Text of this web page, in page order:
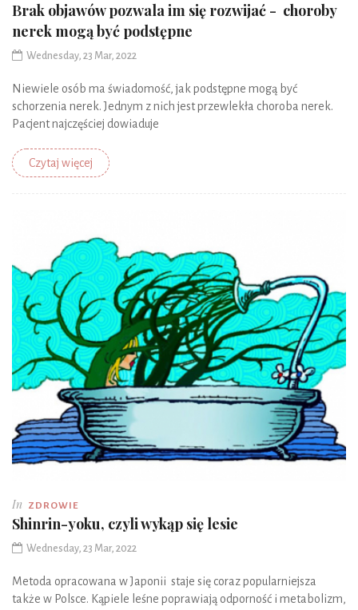
Brak objawów pozwala im się rozwijać - choroby
nerek mogą być podstępne
Wednesday, 23 Mar, 2022
Niewiele osób ma świadomość, jak podstępne mogą być
schorzenia nerek. Jednym z nich jest przewlekła choroba nerek.
Pacjent najczęściej dowiaduje
Czytaj więcej
In ZDROWIE
Shinrin-yoku, czyli wykąp się lesie
Wednesday, 23 Mar, 2022
Metoda opracowana w Japonii staje się coraz popularniejsza
także w Polsce. Kąpiele leśne poprawiają odporność i metabolizm,